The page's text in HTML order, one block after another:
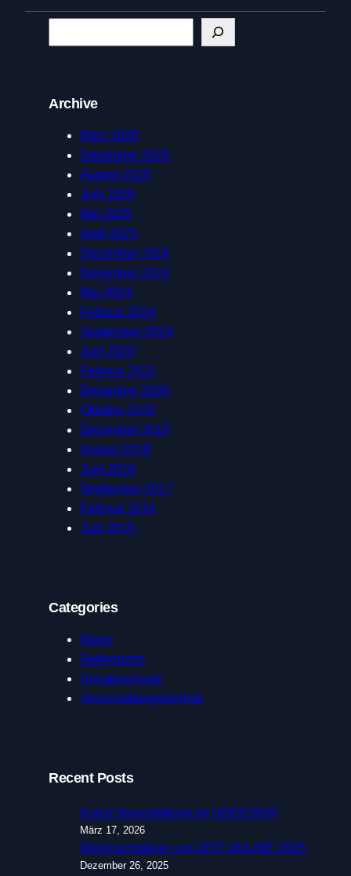
e
c
Archive
März 2026
Dezember 2025
August 2025
Juni 2025
Mai 2025
April 2025
Dezember 2024
November 2024
Mai 2024
Februar 2024
September 2023
Juni 2023
Februar 2023
Dezember 2020
Oktober 2020
Dezember 2019
August 2019
Juni 2019
September 2017
Februar 2016
Juni 2015
Categories
News
Referenzen
Uncategorized
Veranstaltungstechnik
Recent Posts
Kunst Veranstaltung im ODDO BHF
März 17, 2026
Weihnachtsfeier von ZEIT ONLINE 2025
Dezember 26, 2025